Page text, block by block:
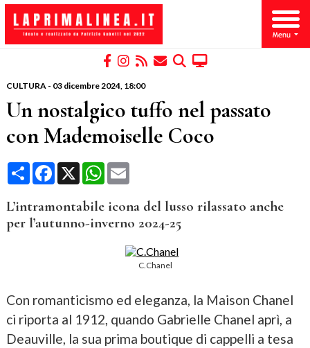
CULTURA- 03 dicembre 2024, 18:00
Un nostalgico tuffo nel passato
con Mademoiselle Coco
CondividiFacebook
X WhatsApp
Email
L’intramontabile icona del lusso rilassato anche
per l’autunno-inverno 2024-25
C.Chanel
Con romanticismo ed eleganza, la Maison Chanel
ci riporta al 1912, quando Gabrielle Chanel aprì, a
Deauville, la sua prima boutique di cappelli a tesa